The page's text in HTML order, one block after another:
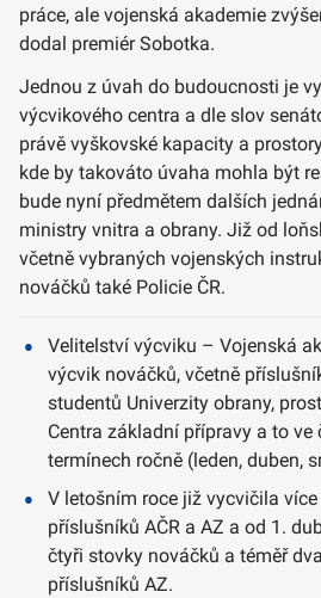
práce, ale vojenská akademie
dodal premiér Sobotka.
Jednou z úvah do budoucnosti je
výcvikového centra a dle slov
právě vyškovské kapacity a
kde by takováto úvaha mohla být
bude nyní předmětem dalších
ministry vnitra a obrany. Již od
včetně vybraných vojenských
nováčků také Policie ČR.
Velitelství výcviku – Vojenská
výcvik nováčků, včetně
studentů Univerzity obrany,
Centra základní přípravy a to
termínech ročně (leden, duben,
V letošním roce již vycvičila
příslušníků AČR a AZ a od 1.
čtyři stovky nováčků a téměř
příslušníků AZ.